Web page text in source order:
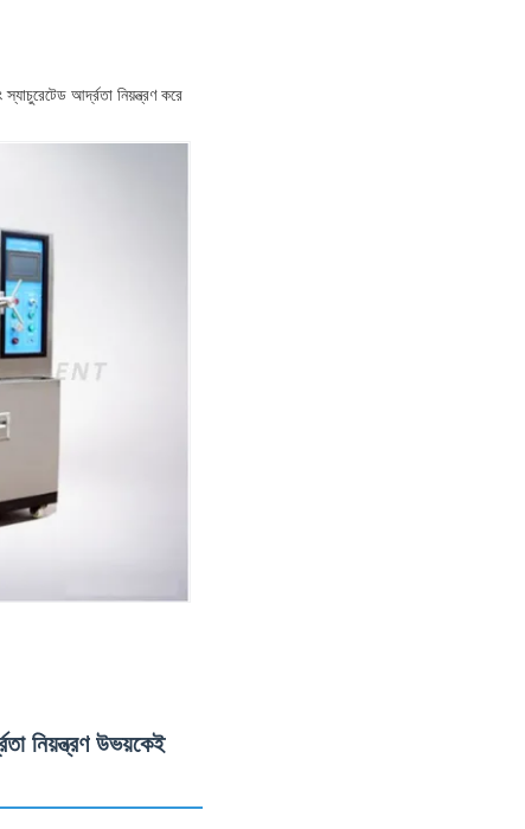
আর্দ্রতা নিয়ন্ত্রণ করে
নিয়ন্ত্রণ উভয়কেই